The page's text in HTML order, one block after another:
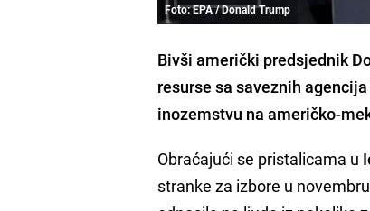
Foto: EPA / Donald Trump
Bivši američki predsjednik
resurse sa saveznih
inozemstvu na američko-
Obraćajući se pristalicama u
stranke za izbore u